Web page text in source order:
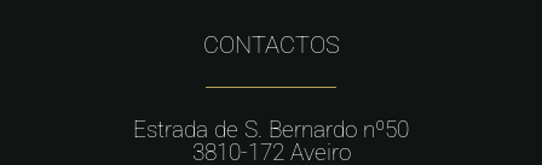
CONTACTOS
Estrada de S. Bernardo nº50
3810-172 Aveiro